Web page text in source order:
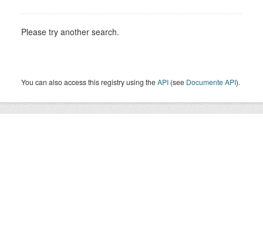
Please try another search.
You can also access this registry using theAPI (see Documente API).